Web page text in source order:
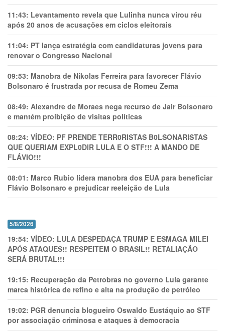
11:43: Levantamento revela que Lulinha nunca virou réu
após 20 anos de acusações em ciclos eleitorais
11:04: PT lança estratégia com candidaturas jovens para
renovar o Congresso Nacional
09:53: Manobra de Nikolas Ferreira para favorecer Flávio
Bolsonaro é frustrada por recusa de Romeu Zema
08:49: Alexandre de Moraes nega recurso de Jair Bolsonaro
e mantém proibição de visitas políticas
08:24: VÍDEO: PF PRENDE TERR0RlSTAS B0LSONARlSTAS
QUE QUERIAM EXPL0DlR LULA E O STF!!! A MANDO DE
FLÁVIO!!!
08:01: Marco Rubio lidera manobra dos EUA para beneficiar
Flávio Bolsonaro e prejudicar reeleição de Lula
5/8/2026
19:54: VÍDEO: LULA DESPEDAÇA TRUMP E ESMAGA MILEI
APÓS ATAQUES!! RESPEITEM O BRASIL!! RETALIAÇÃO
SERÁ BRUTAL!!!
19:15: Recuperação da Petrobras no governo Lula garante
marca histórica de refino e alta na produção de petróleo
19:02: PGR denuncia blogueiro Oswaldo Eustáquio ao STF
por associação criminosa e ataques à democracia